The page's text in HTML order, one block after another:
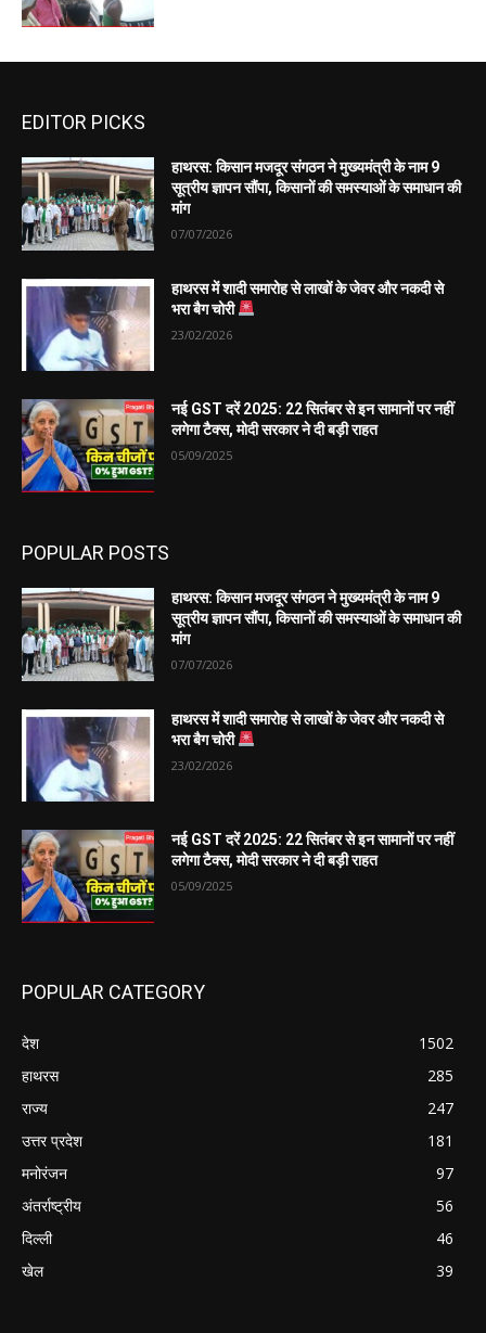
EDITOR PICKS
हाथरस: किसान मजदूर संगठन ने मुख्यमंत्री के नाम 9
सूत्रीय ज्ञापन सौंपा, किसानों की समस्याओं के समाधान की
मांग
07/07/2026
हाथरस में शादी समारोह से लाखों के जेवर और नकदी से
भरा बैग चोरी
23/02/2026
नई GST दरें 2025: 22 सितंबर से इन सामानों पर नहीं
लगेगा टैक्स, मोदी सरकार ने दी बड़ी राहत
05/09/2025
POPULAR POSTS
हाथरस: किसान मजदूर संगठन ने मुख्यमंत्री के नाम 9
सूत्रीय ज्ञापन सौंपा, किसानों की समस्याओं के समाधान की
मांग
07/07/2026
हाथरस में शादी समारोह से लाखों के जेवर और नकदी से
भरा बैग चोरी
23/02/2026
नई GST दरें 2025: 22 सितंबर से इन सामानों पर नहीं
लगेगा टैक्स, मोदी सरकार ने दी बड़ी राहत
05/09/2025
POPULAR CATEGORY
देश
1502
हाथरस
285
राज्य
247
उत्तर प्रदेश
181
मनोरंजन
97
अंतर्राष्ट्रीय
56
दिल्ली
46
खेल
39